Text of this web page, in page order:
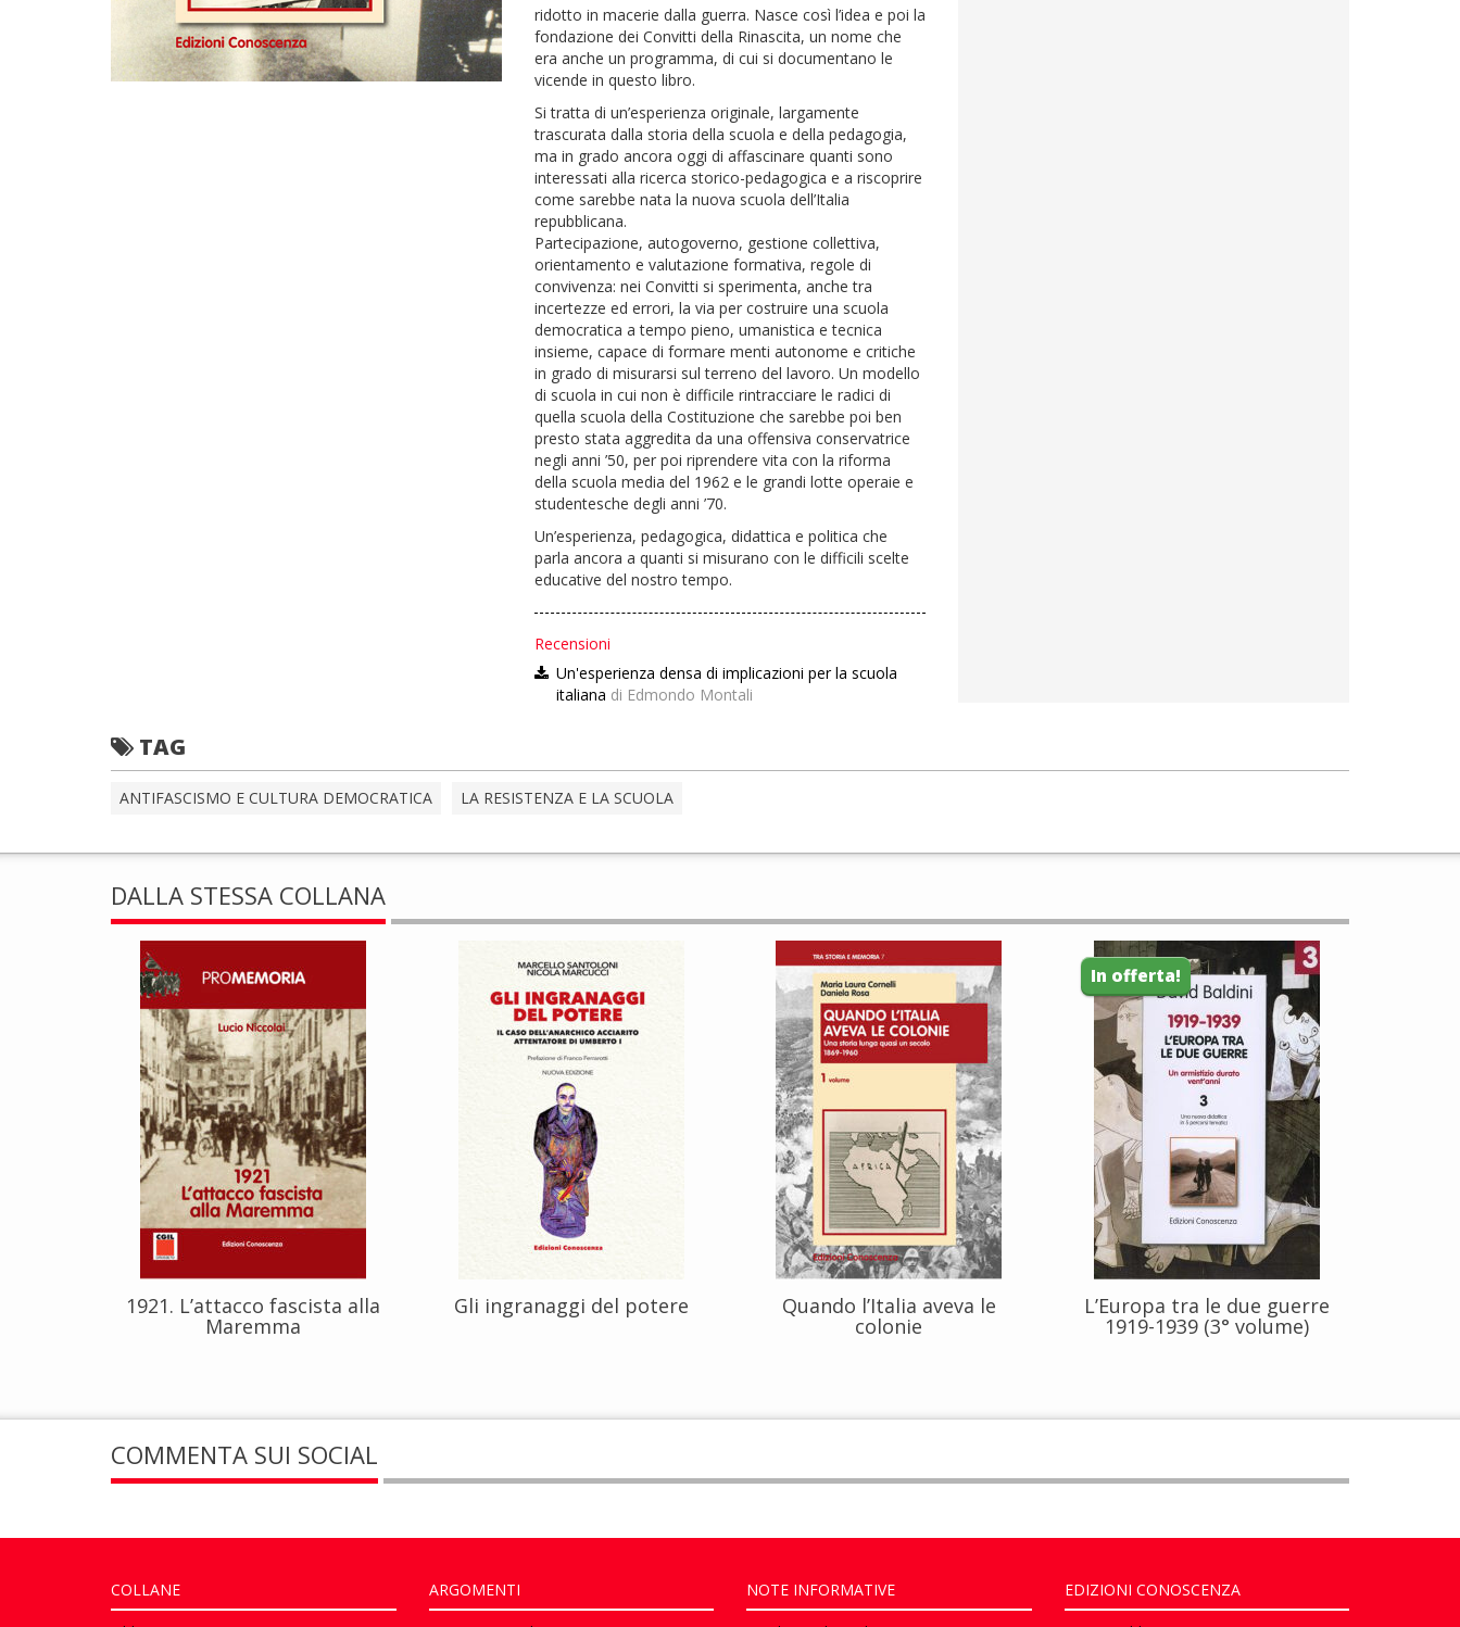
ridotto in macerie dalla guerra. Nasce così l’idea e poi la
fondazione dei Convitti della Rinascita, un nome che
era anche un programma, di cui si documentano le
vicende in questo libro.
Si tratta di un’esperienza originale, largamente
trascurata dalla storia della scuola e della pedagogia,
ma in grado ancora oggi di affascinare quanti sono
interessati alla ricerca storico-pedagogica e a riscoprire
come sarebbe nata la nuova scuola dell’Italia
repubblicana.
Partecipazione, autogoverno, gestione collettiva,
orientamento e valutazione formativa, regole di
convivenza: nei Convitti si sperimenta, anche tra
incertezze ed errori, la via per costruire una scuola
democratica a tempo pieno, umanistica e tecnica
insieme, capace di formare menti autonome e critiche
in grado di misurarsi sul terreno del lavoro. Un modello
di scuola in cui non è difficile rintracciare le radici di
quella scuola della Costituzione che sarebbe poi ben
presto stata aggredita da una offensiva conservatrice
negli anni ’50, per poi riprendere vita con la riforma
della scuola media del 1962 e le grandi lotte operaie e
studentesche degli anni ’70.
Un’esperienza, pedagogica, didattica e politica che
parla ancora a quanti si misurano con le difficili scelte
educative del nostro tempo.
Recensioni
Un'esperienza densa di implicazioni per la scuola
italiana di Edmondo Montali
TAG
ANTIFASCISMO E CULTURA DEMOCRATICA LA RESISTENZA E LA SCUOLA
DALLA STESSA COLLANA
1921. L’attacco fascista alla
Maremma
Gli ingranaggi del potere Quando l’Italia aveva le
colonie
In offerta!
L’Europa tra le due guerre
1919-1939 (3° volume)
COMMENTA SUI SOCIAL
COLLANE ARGOMENTI NOTE INFORMATIVE EDIZIONI CONOSCENZA